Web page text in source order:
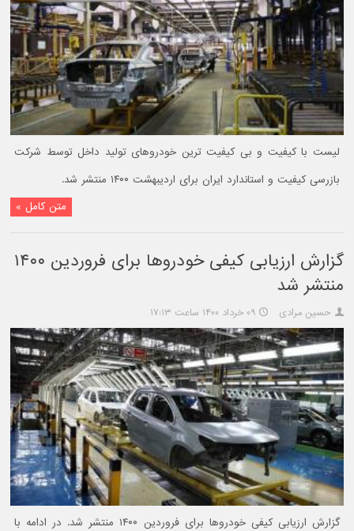
لیست با کیفیت و بی کیفیت ترین خودروهای تولید داخل توسط شرکت
بازرسی کیفیت و استاندارد ایران برای اردیبهشت ۱۴۰۰ منتشر شد.
متن کامل »
گزارش ارزیابی کیفی خودروها برای فروردین ۱۴۰۰
منتشر شد
حسین مرادی ۰۹ خرداد ۱۴۰۰ ساعت ۱۷:۱۳
گزارش ارزیابی کیفی خودروها برای فروردین ۱۴۰۰ منتشر شد. در ادامه با